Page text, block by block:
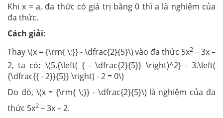
Khi x = a, đa thức có giá trị bằng 0 thì a là nghiệm của
đa thức.
Cách giải:
Thay \(x = {\rm{ \;}} - \dfrac{2}{5}\)vào đa thức 5x2− 3x –
2, ta có: \(5.{\left( { - \dfrac{2}{5}} \right)^2} - 3.\left(
{\dfrac{{ - 2}}{5}} \right) - 2 = 0\)
Do đó, \(x = {\rm{ \;}} - \dfrac{2}{5}\) là nghiệm của đa
thức 5x2− 3x – 2.